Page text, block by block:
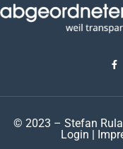
© 2023 – Stefan
Login |